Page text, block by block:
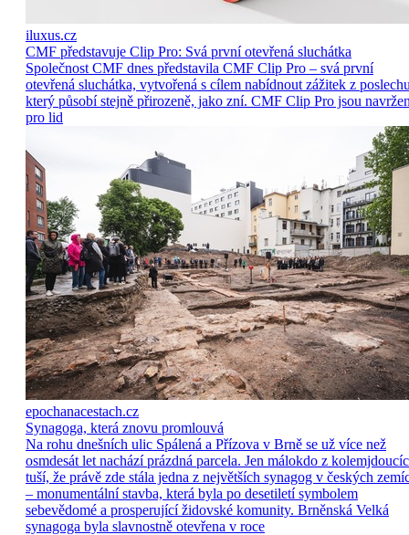
iluxus.cz
CMF představuje Clip Pro: Svá první otevřená sluchátka
Společnost CMF dnes představila CMF Clip Pro – svá první
otevřená sluchátka, vytvořená s cílem nabídnout zážitek z
který působí stejně přirozeně, jako zní. CMF Clip Pro jsou
pro lid
epochanacestach.cz
Synagoga, která znovu promlouvá
Na rohu dnešních ulic Spálená a Přízova v Brně se už více než
osmdesát let nachází prázdná parcela. Jen málokdo z
tuší, že právě zde stála jedna z největších synagog v českých
– monumentální stavba, která byla po desetiletí symbolem
sebevědomé a prosperující židovské komunity. Brněnská Velká
synagoga byla slavnostně otevřena v roce